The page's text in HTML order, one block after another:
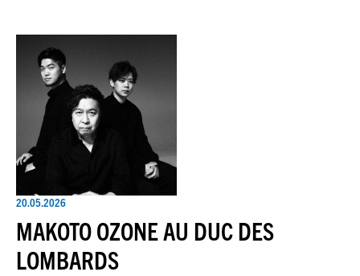
20.05.2026
MAKOTO OZONE AU DUC DES
LOMBARDS